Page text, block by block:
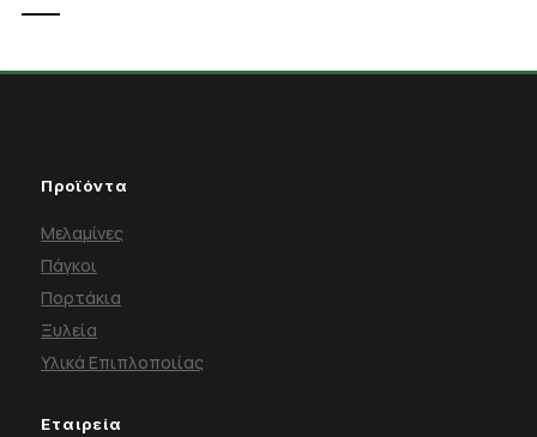
Προϊόντα
Μελαμίνες
Πάγκοι
Πορτάκια
Ξυλεία
Υλικά Επιπλοποιίας
Εταιρεία